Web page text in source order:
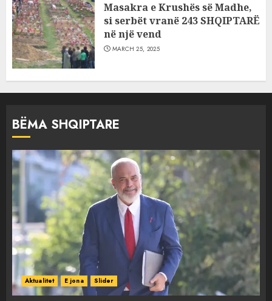
Masakra e Krushës së Madhe,
si serbët vranë 243 SHQIPTARË
në një vend
MARCH 25, 2025
BËMA SHQIPTARE
Aktualitet E jona Slider